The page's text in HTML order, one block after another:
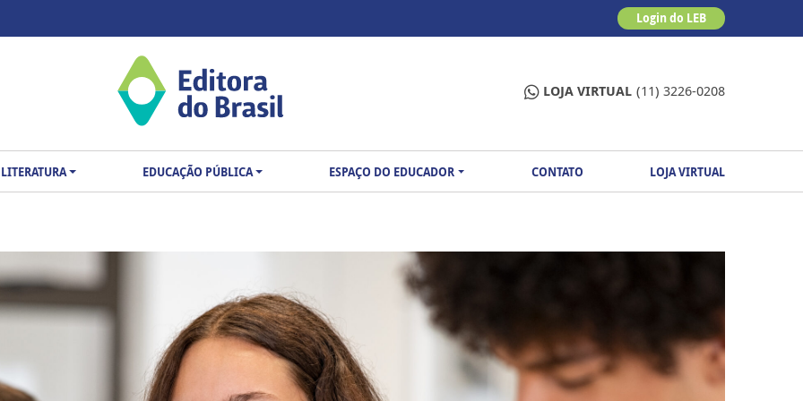
Login do LEB
LOJA VIRTUAL (11) 3226-0208
LITERATURA EDUCAÇÃO PÚBLICA ESPAÇO DO EDUCADOR CONTATO LOJA VIRTUAL